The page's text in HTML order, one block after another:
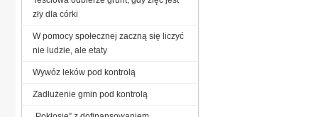
zły dla córki
W pomocy społecznej zaczną się liczyć
nie ludzie, ale etaty
Wywóz leków pod kontrolą
Zadłużenie gmin pod kontrolą